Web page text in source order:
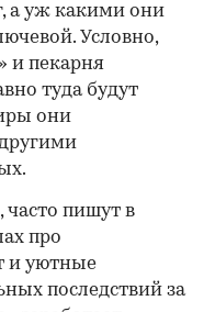
а уж какими они
Условно,
и пекарня
туда будут
они
часто пишут в
про
и уютные
последствий за